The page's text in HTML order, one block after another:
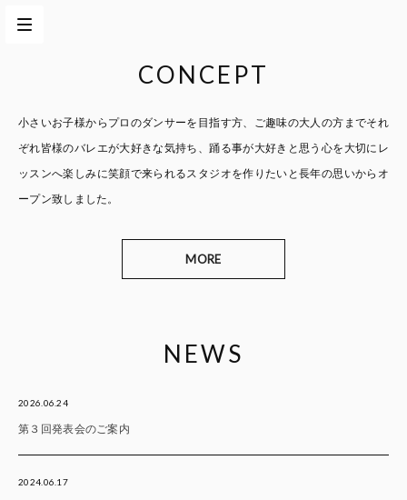
CONCEPT
小さいお子様からプロのダンサーを目指す方、 ご趣味の大人の方までそれ
ぞれ皆様のバレエが大好きな気持ち、踊る事が大好きと思う心を大切に レ
ッスンへ楽しみに笑顔で来られるスタジオを作りたいと長年の思いからオ
ープン致しました。
MORE
NEWS
2026.06.24
第３回発表会のご案内
2024.06.17